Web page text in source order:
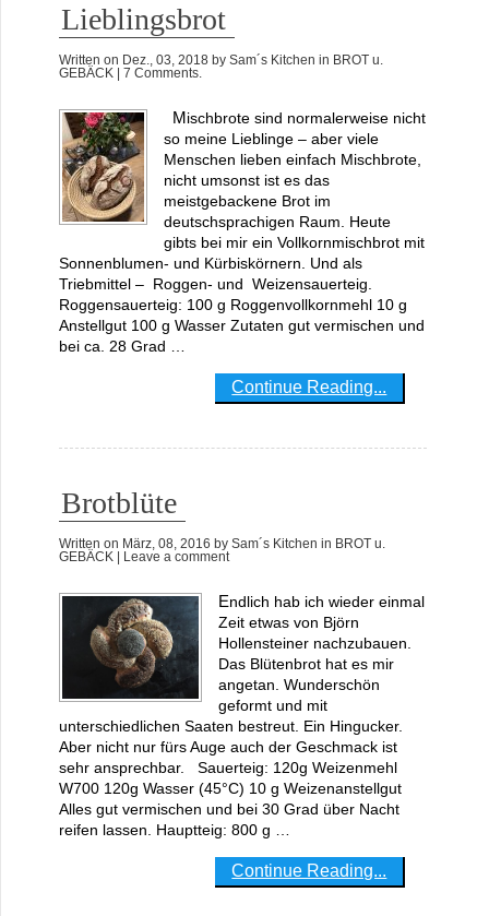
Lieblingsbrot
Written on Dez., 03, 2018 by Sam´s Kitchen in BROT u.
GEBÄCK
| 7 Comments.
Mischbrote sind normalerweise nicht
so meine Lieblinge – aber viele
Menschen lieben einfach Mischbrote,
nicht umsonst ist es das
meistgebackene Brot im
deutschsprachigen Raum. Heute
gibts bei mir ein Vollkornmischbrot mit
Sonnenblumen- und Kürbiskörnern. Und als
Triebmittel – Roggen- und Weizensauerteig.
Roggensauerteig: 100 g Roggenvollkornmehl 10 g
Anstellgut 100 g Wasser Zutaten gut vermischen und
bei ca. 28 Grad …
Continue Reading...
Brotblüte
Written on März, 08, 2016 by Sam´s Kitchen in BROT u.
GEBÄCK
| Leave a comment
Endlich hab ich wieder einmal
Zeit etwas von Björn
Hollensteiner nachzubauen.
Das Blütenbrot hat es mir
angetan. Wunderschön
geformt und mit
unterschiedlichen Saaten bestreut. Ein Hingucker.
Aber nicht nur fürs Auge auch der Geschmack ist
sehr ansprechbar. Sauerteig: 120g Weizenmehl
W700 120g Wasser (45°C) 10 g Weizenanstellgut
Alles gut vermischen und bei 30 Grad über Nacht
reifen lassen. Hauptteig: 800 g …
Continue Reading...